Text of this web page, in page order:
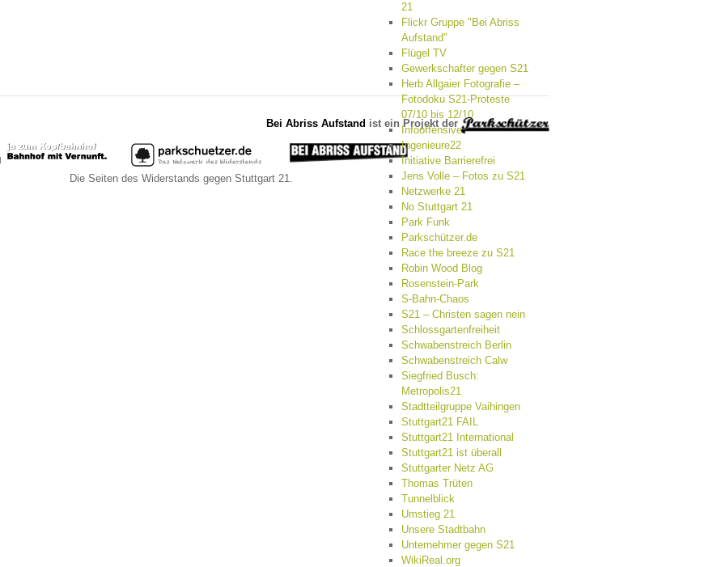
21
Flickr Gruppe "Bei Abriss
Aufstand"
Flügel TV
Gewerkschafter gegen S21
Herb Allgaier Fotografie –
Fotodoku S21-Proteste
07/10 bis 12/10
Infooffensive
Ingenieure22
Initiative Barrierefrei
Jens Volle – Fotos zu S21
Netzwerke 21
No Stuttgart 21
Park Funk
Parkschützer.de
Race the breeze zu S21
Robin Wood Blog
Rosenstein-Park
S-Bahn-Chaos
S21 – Christen sagen nein
Schlossgartenfreiheit
Schwabenstreich Berlin
Schwabenstreich Calw
Siegfried Busch:
Metropolis21
Stadtteilgruppe Vaihingen
Stuttgart21 FAIL
Stuttgart21 International
Stuttgart21 ist überall
Stuttgarter Netz AG
Thomas Trüten
Tunnelblick
Umstieg 21
Unsere Stadtbahn
Unternehmer gegen S21
WikiReal.org
Bei Abriss Aufstand ist ein Projekt der
Die Seiten des Widerstands gegen Stuttgart 21.